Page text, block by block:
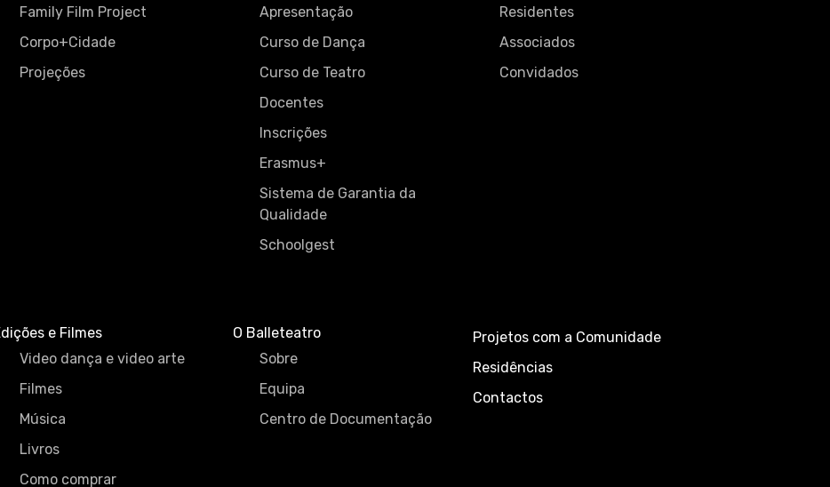
Family Film Project
Corpo+Cidade
Projeções
Apresentação
Curso de Dança
Curso de Teatro
Docentes
Inscrições
Erasmus+
Sistema de Garantia da
Qualidade
Schoolgest
Residentes
Associados
Convidados
e Filmes
Video dança e video arte
Filmes
Música
Livros
Como comprar
O Balleteatro
Sobre
Equipa
Centro de Documentação
Projetos com a Comunidade
Residências
Contactos